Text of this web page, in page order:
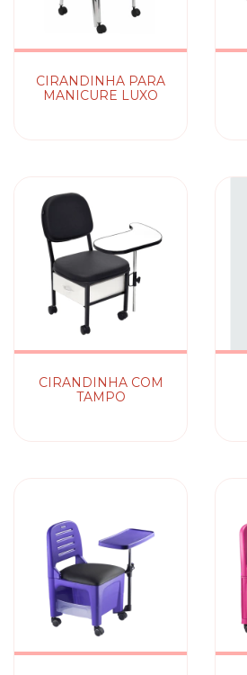
CIRANDINHA PARA
MANICURE LUXO
CIRANDINHA COM
TAMPO